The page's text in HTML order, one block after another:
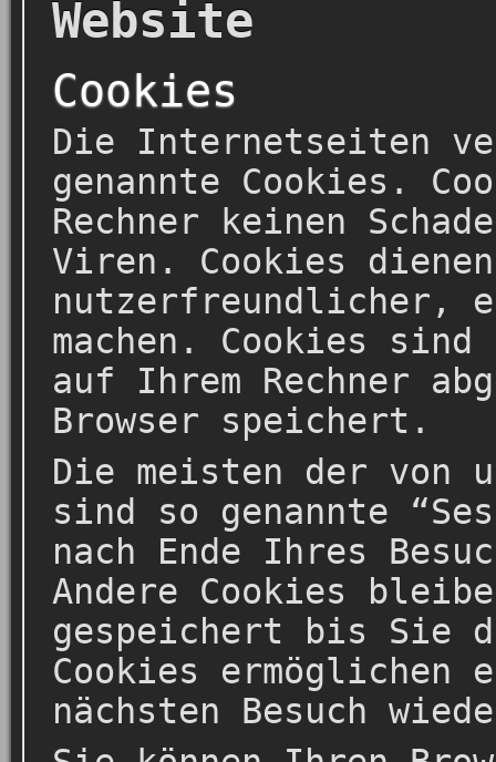
Website
Cookies
Die Internetseiten
genannte Cookies.
Rechner keinen
Viren. Cookies
nutzerfreundlicher,
machen. Cookies
auf Ihrem Rechner
Browser speichert.
Die meisten der von
sind so genannte
nach Ende Ihres
Andere Cookies
gespeichert bis Sie
Cookies ermöglichen
nächsten Besuch